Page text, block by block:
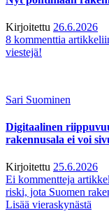
Kirjoitettu 26.6.2026
8 kommenttia
viestejä!
Sari Suominen
Digitaalinen
rakennusala ei voi
Kirjoitettu 25.6.2026
Ei kommentteja
riski, jota Suomen
Lisää vieraskynästä